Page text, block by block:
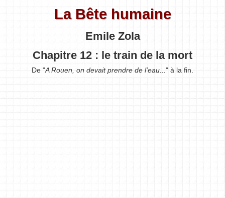
La Bête humaine
Emile Zola
Chapitre 12 : le train de la mort
De "A Rouen, on devait prendre de l'eau... " à la fin.